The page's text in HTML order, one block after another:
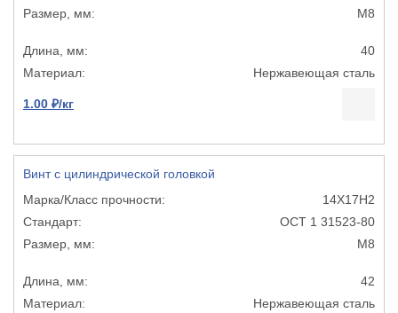
М8
40
Нержавеющая сталь
1.00 ₽/кг
Винт с цилиндрической головкой
14Х17Н2
ОСТ 1 31523-80
М8
42
Нержавеющая сталь